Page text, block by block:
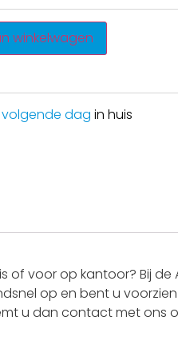
winkelwagen
volgende dag in huis
voor op kantoor? Bij de
op en bent u
u dan contact met ons